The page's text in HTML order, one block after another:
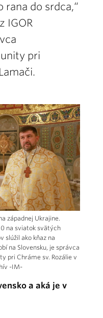
rana do srdca,“
IGOR
pri
západnej Ukrajine.
na sviatok svätých
slúžil ako kňaz na
na Slovensku, je správca
pri Chráme sv. Rozálie v
-IM-
a aká je v